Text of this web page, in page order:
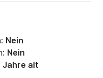
Nein
Nein
Jahre alt